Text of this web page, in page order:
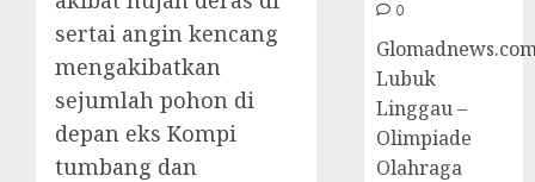
sertai angin kencang
mengakibatkan
sejumlah pohon di
depan eks Kompi
tumbang dan
0
Lubuk
Linggau –
Olimpiade
Olahraga